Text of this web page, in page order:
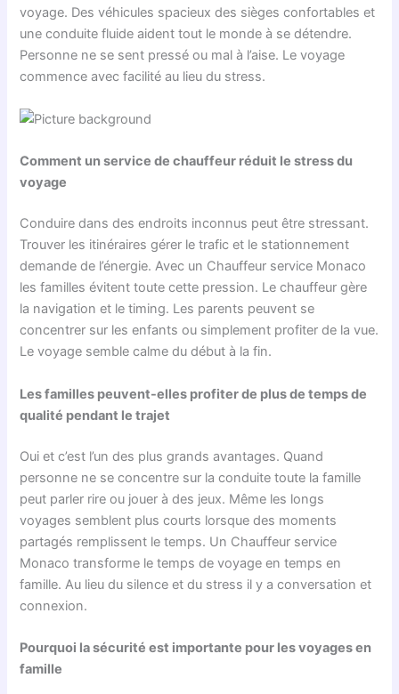
voyage. Des véhicules spacieux des sièges confortables et
une conduite fluide aident tout le monde à se détendre.
Personne ne se sent pressé ou mal à l’aise. Le voyage
commence avec facilité au lieu du stress.
Comment un service de chauffeur réduit le stress du
voyage
Conduire dans des endroits inconnus peut être stressant.
Trouver les itinéraires gérer le trafic et le stationnement
demande de l’énergie. Avec un Chauffeur service Monaco
les familles évitent toute cette pression. Le chauffeur gère
la navigation et le timing. Les parents peuvent se
concentrer sur les enfants ou simplement profiter de la vue.
Le voyage semble calme du début à la fin.
Les familles peuvent-elles profiter de plus de temps de
qualité pendant le trajet
Oui et c’est l’un des plus grands avantages. Quand
personne ne se concentre sur la conduite toute la famille
peut parler rire ou jouer à des jeux. Même les longs
voyages semblent plus courts lorsque des moments
partagés remplissent le temps. Un Chauffeur service
Monaco transforme le temps de voyage en temps en
famille. Au lieu du silence et du stress il y a conversation et
connexion.
Pourquoi la sécurité est importante pour les voyages en
famille